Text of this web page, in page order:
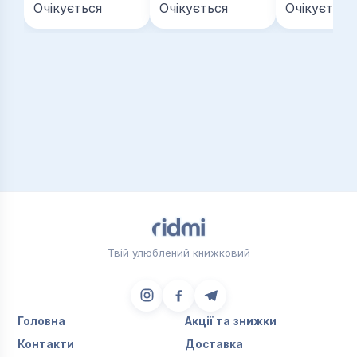
актуальності й донині. Поруч із Гемінґвеєм та
Олдінґтоном Ремарк - одна з культових постатей
Очікується Очікується Очікується
Твій улюблений книжковий
Головна
Акції та знижки
Контакти
Доставка